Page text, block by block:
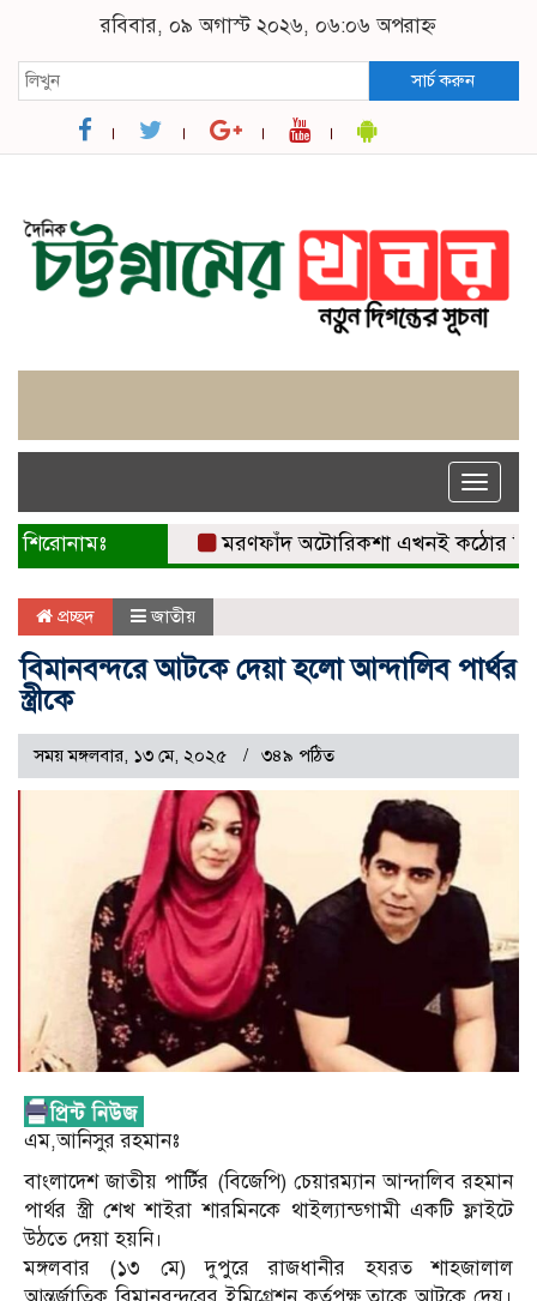
রবিবার, ০৯ অগাস্ট ২০২৬, ০৬:০৬ অপরাহ্ন
সার্চ করুন
Toggle
শিরোনামঃ মরণফাঁদ অটোরিকশা এখনই কঠোর
প্রচ্ছদ জাতীয়
বিমানবন্দরে আটকে দেয়া হলো আন্দালিব পার্থর
স্ত্রীকে
সময় মঙ্গলবার, ১৩ মে, ২০২৫ ৩৪৯ পঠিত
এম,আনিসুর রহমানঃ
বাংলাদেশ জাতীয় পার্টির (বিজেপি) চেয়ারম্যান আন্দালিব রহমান
পার্থর স্ত্রী শেখ শাইরা শারমিনকে থাইল্যান্ডগামী একটি ফ্লাইটে
উঠতে দেয়া হয়নি।
মঙ্গলবার (১৩ মে) দুপুরে রাজধানীর হযরত শাহজালাল